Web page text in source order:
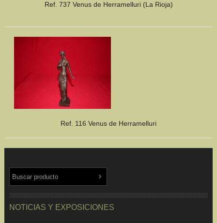
Ref. 737 Venus de Herramelluri (La Rioja)
Ref. 116 Venus de Herramelluri
NOTICIAS Y EXPOSICIONES